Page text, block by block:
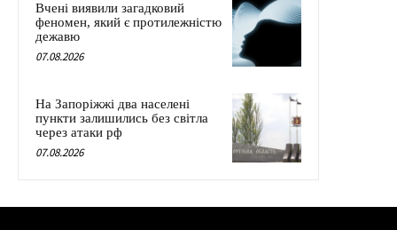
Вчені виявили загадковий
феномен, який є протилежністю
дежавю
07.08.2026
На Запоріжжі два населені
пункти залишились без світла
через атаки рф
07.08.2026